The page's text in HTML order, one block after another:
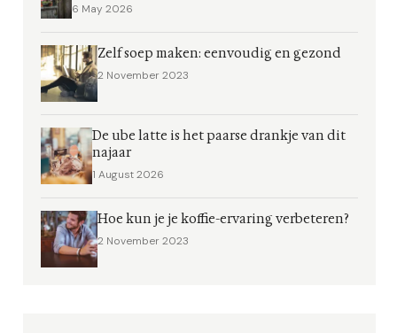
6 May 2026
Zelf soep maken: eenvoudig en gezond
2 November 2023
De ube latte is het paarse drankje van dit
najaar
1 August 2026
Hoe kun je je koffie-ervaring verbeteren?
2 November 2023